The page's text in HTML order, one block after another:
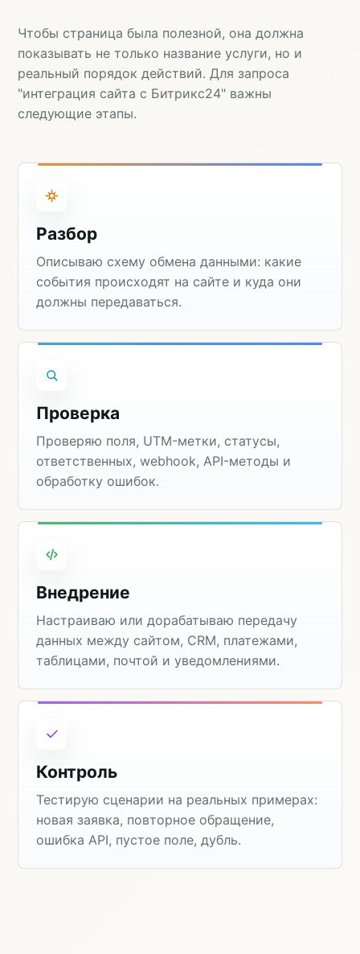
Чтобы страница была полезной, она должна
показывать не только название услуги, но и
реальный порядок действий. Для запроса
"интеграция сайта с Битрикс24" важны
следующие этапы.
Разбор
Описываю схему обмена данными: какие
события происходят на сайте и куда они
должны передаваться.
Проверка
Проверяю поля, UTM-метки, статусы,
ответственных, webhook, API-методы и
обработку ошибок.
Внедрение
Настраиваю или дорабатываю передачу
данных между сайтом, CRM, платежами,
таблицами, почтой и уведомлениями.
Контроль
Тестирую сценарии на реальных примерах:
новая заявка, повторное обращение,
ошибка API, пустое поле, дубль.